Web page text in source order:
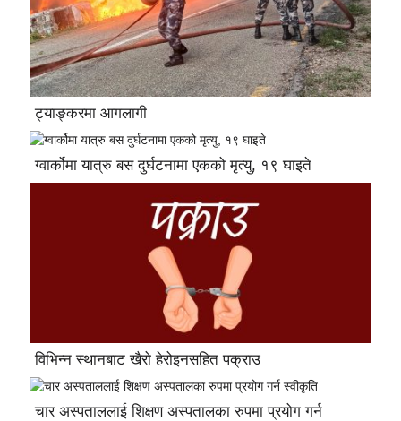
ट्याङ्करमा आगलागी
ग्वार्कोमा यात्रु बस दुर्घटनामा एकको मृत्यु, १९ घाइते
विभिन्न स्थानबाट खैरो हेरोइनसहित पक्राउ
चार अस्पताललाई शिक्षण अस्पतालका रुपमा प्रयोग गर्न